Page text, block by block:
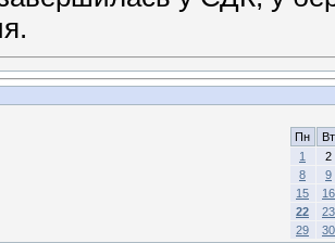
Пн
Вт
1
2
8
9
15
16
22
23
29
30